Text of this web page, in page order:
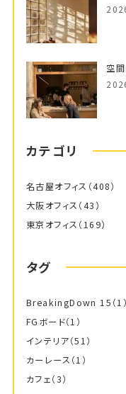
空
カテゴリ
名古屋オフィス （408）
大阪オフィス （43）
東京オフィス （169）
タグ
BreakingDown 15 （1）
FGボード（1）
インテリア（51）
カーレース （1）
カフェ（3）